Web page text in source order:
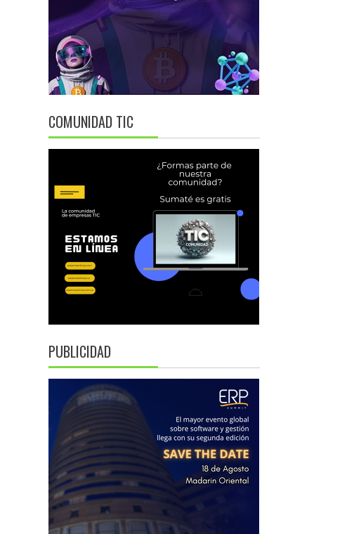
COMUNIDAD TIC
PUBLICIDAD